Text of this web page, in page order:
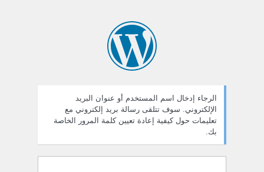
الرجاء إدخال اسم المستخدم أو عنوان البريد
الإلكتروني. سوف تتلقى رسالة بريد إلكتروني مع
تعليمات حول كيفية إعادة تعيين كلمة المرور الخاصة
بك.